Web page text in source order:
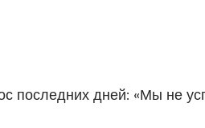
последних дней: «Мы не